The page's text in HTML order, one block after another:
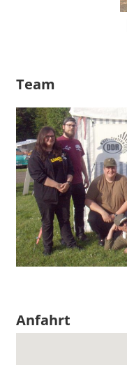
Team
Anfahrt